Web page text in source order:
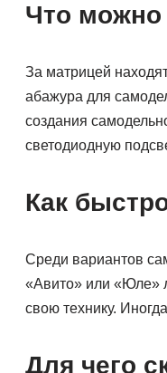
Что можно
За матрицей
абажура для
создания
светодиодную
Как
Среди вариантов
«Авито» или «Юле»
свою технику.
Для чего